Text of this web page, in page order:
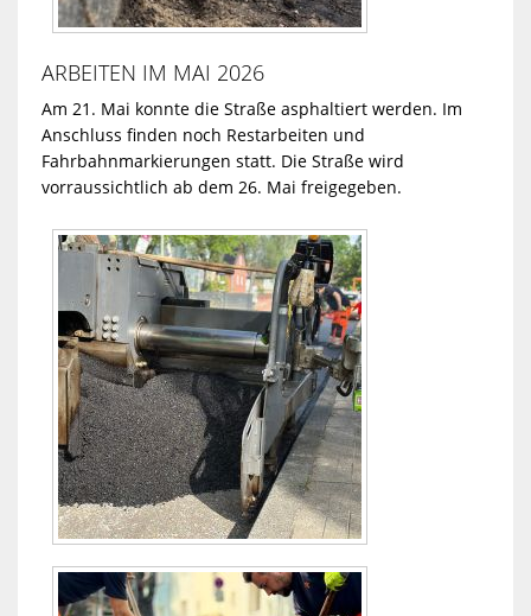
ARBEITEN IM MAI 2026
Am 21. Mai konnte die Straße asphaltiert werden. Im
Anschluss finden noch Restarbeiten und
Fahrbahnmarkierungen statt. Die Straße wird
vorraussichtlich ab dem 26. Mai freigegeben.